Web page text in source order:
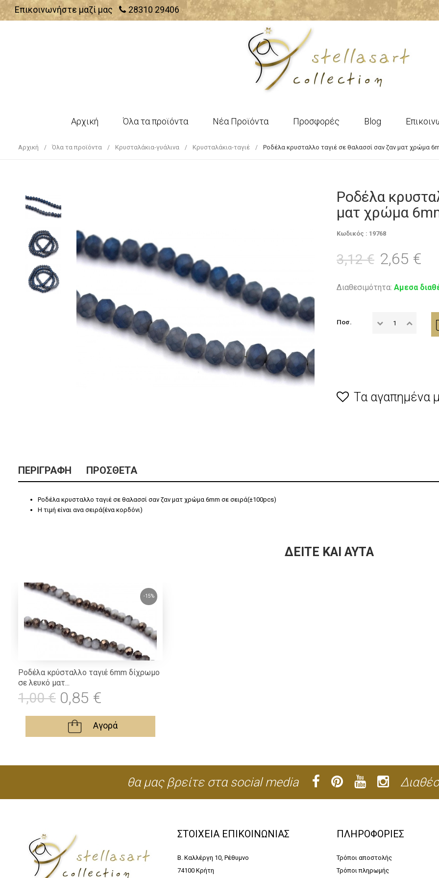
Επικοινωνήστε μαζί μας 28310 29406
Αρχική Όλα τα προϊόντα Νέα Προϊόντα Προσφορές Blog
Αρχική Όλα τα προϊόντα Κρυσταλάκια-γυάλινα Κρυσταλάκια-ταγιέ Ροδέλα κρυσταλλο ταγιέ σε θαλασσί σαν ζαν ματ χρώμα
Ροδέλα
ματ χρώμα
Κωδικός : 19768
3,12 € 2,65 €
Διαθεσιμότητα: Αμεσα
Ποσ.
Τα αγαπημένα
ΠΕΡΙΓΡΑΦΉ ΠΡΌΣΘΕΤΑ
Ροδέλα κρυσταλλο ταγιέ σε θαλασσί σαν ζαν ματ χρώμα 6mm σε σειρά(±100pcs)
Η τιμή είναι ανα σειρά(ένα κορδόνι)
ΔΕΊΤΕ ΚΑΙ ΑΥΤΆ
-15%
Ροδέλα κρύσταλλο ταγιέ 6mm δίχρωμο
σε λευκό ματ...
1,00 € 0,85 €
Αγορά
θα μας βρείτε στα social media
ΣΤΟΙΧΕΙΑ ΕΠΙΚΟΙΝΩΝΙΑΣ
Β. Καλλέργη 10, Ρέθυμνο
74100 Κρήτη
ΠΛΗΡΟΦΟΡΙΕΣ
Τρόποι αποστολής
Τρόποι πληρωμής